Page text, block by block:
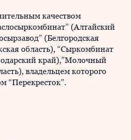
качеством
(Алтайский
(Белгородская
область), “Сыркомбинат
край),”Молочный
владельцем которого
“Перекресток”.